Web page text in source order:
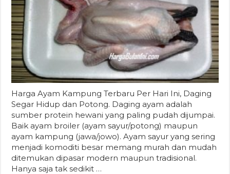
Harga Ayam Kampung Terbaru Per Hari Ini, Daging
Segar Hidup dan Potong. Daging ayam adalah
sumber protein hewani yang paling pudah dijumpai.
Baik ayam broiler (ayam sayur/potong) maupun
ayam kampung (jawa/jowo). Ayam sayur yang sering
menjadi komoditi besar memang murah dan mudah
ditemukan dipasar modern maupun tradisional.
Hanya saja tak sedikit …